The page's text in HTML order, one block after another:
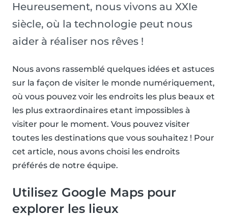
Heureusement, nous vivons au XXIe
siècle, où la technologie peut nous
aider à réaliser nos rêves !
Nous avons rassemblé quelques idées et astuces
sur la façon de visiter le monde numériquement,
où vous pouvez voir les endroits les plus beaux et
les plus extraordinaires etant impossibles à
visiter pour le moment. Vous pouvez visiter
toutes les destinations que vous souhaitez ! Pour
cet article, nous avons choisi les endroits
préférés de notre équipe.
Utilisez Google Maps pour
explorer les lieux